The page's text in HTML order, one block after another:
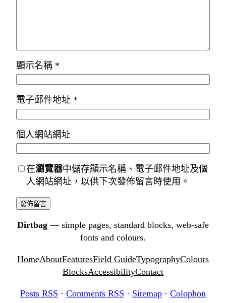
顯示名稱 *
電子郵件地址 *
個人網站網址
在瀏覽器中儲存顯示名稱、電子郵件地址及個
人網站網址，以供下次發佈留言時使用。
Dirtbag — simple pages, standard blocks, web-safe
fonts and colours.
HomeAboutFeaturesField GuideTypographyColours
BlocksAccessibilityContact
Posts RSS · Comments RSS · Sitemap · Colophon